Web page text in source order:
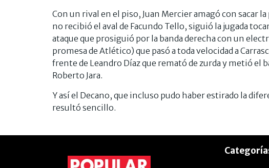
Con un rival en el piso, Juan Mercier amagó con sacar
no recibió el aval de Facundo Tello, siguió la jugada
ataque que prosiguió por la banda derecha con un
promesa de Atlético) que pasó a toda velocidad a
frente de Leandro Díaz que remató de zurda y metió el
Roberto Jara.
Y así el Decano, que incluso pudo haber estirado la
resultó sencillo.